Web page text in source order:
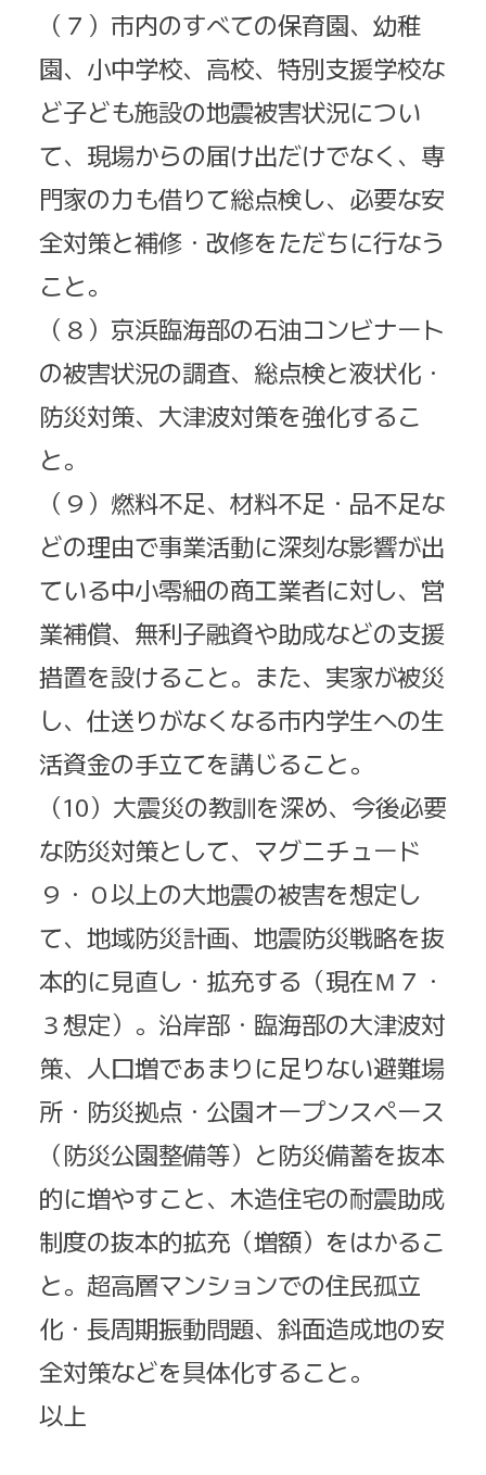
（７）市内のすべての保育園、幼稚
園、小中学校、高校、特別支援学校な
ど子ども施設の地震被害状況につい
て、現場からの届け出だけでなく、専
門家の力も借りて総点検し、必要な安
全対策と補修・改修をただちに行なう
こと。
（８）京浜臨海部の石油コンビナート
の被害状況の調査、総点検と液状化・
防災対策、大津波対策を強化するこ
と。
（９）燃料不足、材料不足・品不足な
どの理由で事業活動に深刻な影響が出
ている中小零細の商工業者に対し、営
業補償、無利子融資や助成などの支援
措置を設けること。また、実家が被災
し、仕送りがなくなる市内学生への生
活資金の手立てを講じること。
（10）大震災の教訓を深め、今後必要
な防災対策として、マグニチュード
９・０以上の大地震の被害を想定し
て、地域防災計画、地震防災戦略を抜
本的に見直し・拡充する（現在Ｍ７・
３想定）。沿岸部・臨海部の大津波対
策、人口増であまりに足りない避難場
所・防災拠点・公園オープンスペース
（防災公園整備等）と防災備蓄を抜本
的に増やすこと、木造住宅の耐震助成
制度の抜本的拡充（増額）をはかるこ
と。超高層マンションでの住民孤立
化・長周期振動問題、斜面造成地の安
全対策などを具体化すること。
以上